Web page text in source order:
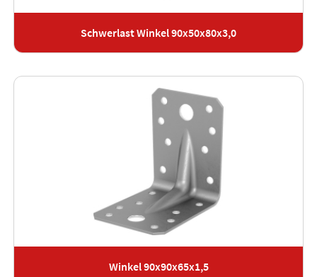
Schwerlast Winkel 90x50x80x3,0
Winkel 90x90x65x1,5